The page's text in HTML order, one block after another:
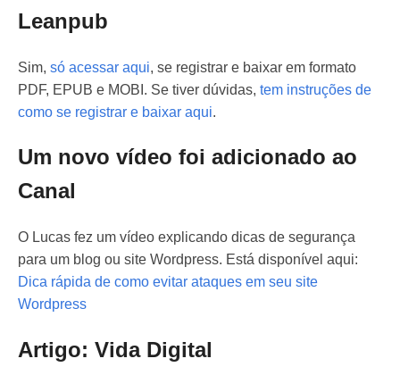
Leanpub
Sim, só acessar aqui, se registrar e baixar em formato
PDF, EPUB e MOBI. Se tiver dúvidas, tem instruções de
como se registrar e baixar aqui.
Um novo vídeo foi adicionado ao
Canal
O Lucas fez um vídeo explicando dicas de segurança
para um blog ou site Wordpress. Está disponível aqui:
Dica rápida de como evitar ataques em seu site
Wordpress
Artigo: Vida Digital